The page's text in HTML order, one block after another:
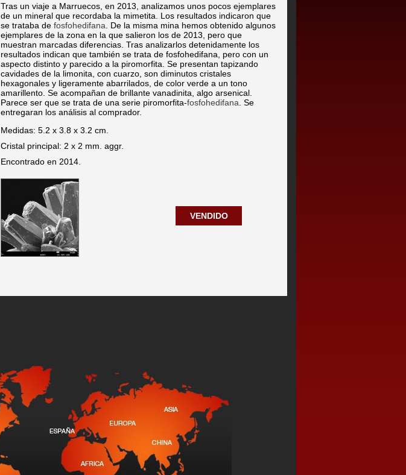
Tras un viaje a Marruecos, en 2013, analizamos unos pocos ejemplares
de un mineral que recordaba la mimetita. Los resultados indicaron que
se trataba de fosfohedifana . De la misma mina hemos obtenido algunos
ejemplares de la zona en la que salieron los de 2013, pero que
muestran marcadas diferencias. Tras analizarlos detenidamente los
resultados indican que también se trata de fosfohedifana, pero con un
aspecto distinto y parecido a la piromorfita. Se presentan tapizando
cavidades de la limonita, con cuarzo, son diminutos cristales
hexagonales y ligeramente abarrilados, de color verde a un tono
amarillento. Se acompañan de brillante vanadinita, algo arsenical.
Parece ser que se trata de una serie piromorfita-fosfohedifana . Se
entregaran los análisis al comprador.
Medidas: 5.2 x 3.8 x 3.2 cm.
Cristal principal: 2 x 2 mm. aggr.
Encontrado en 2014.
VENDIDO